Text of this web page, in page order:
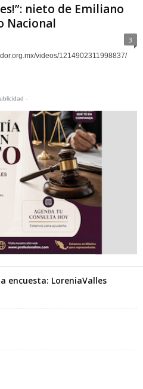
nieto de Emiliano
Nacional
3
videos/1214902311998837/
-
encuesta: LoreniaValles